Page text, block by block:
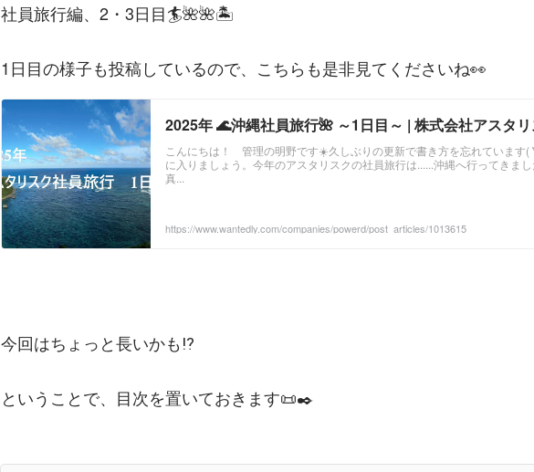
社員旅行編、2・3日目🏄️🌺🌺🏝️
1日目の様子も投稿しているので、こちらも是非見てくださいね👀
2025年 🌊沖縄社員旅行🌺 ～1日目～ | 株式会社アスタ
こんにちは！ 管理の明野です☀️久しぶりの更新で書き方を忘れています(
に入りましょう。今年のアスタリスクの社員旅行は......沖縄へ行ってきま
真...
https://www.wantedly.com/companies/powerd/post_articles/1013615
今回はちょっと長いかも⁉️
ということで、目次を置いておきます📜✒️